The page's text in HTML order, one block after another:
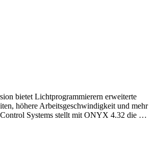
bietet Lichtprogrammierern erweiterte
höhere Arbeitsgeschwindigkeit und mehr
Systems stellt mit ONYX 4.32 die …